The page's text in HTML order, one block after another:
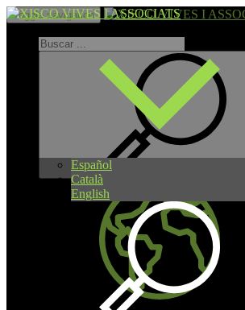
Español
Català
English
Toggle navigation